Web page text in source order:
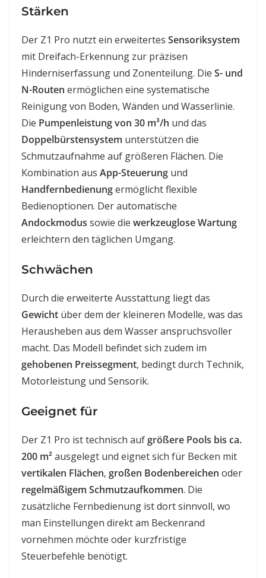
Stärken
Der Z1 Pro nutzt ein erweitertes Sensoriksystem
mit Dreifach-Erkennung zur präzisen
Hinderniserfassung und Zonenteilung. Die S- und
N-Routen ermöglichen eine systematische
Reinigung von Boden, Wänden und Wasserlinie.
Die Pumpenleistung von 30 m³/h und das
Doppelbürstensystem unterstützen die
Schmutzaufnahme auf größeren Flächen. Die
Kombination aus App-Steuerung und
Handfernbedienungermöglicht flexible
Bedienoptionen. Der automatische
Andockmodus sowie die werkzeuglose Wartung
erleichtern den täglichen Umgang.
Schwächen
Durch die erweiterte Ausstattung liegt das
Gewicht über dem der kleineren Modelle, was das
Herausheben aus dem Wasser anspruchsvoller
macht. Das Modell befindet sich zudem im
gehobenen Preissegment, bedingt durch Technik,
Motorleistung und Sensorik.
Geeignet für
Der Z1 Pro ist technisch aufgrößere Pools bis ca.
200 m²ausgelegt und eignet sich für Becken mit
vertikalen Flächen, großen Bodenbereichen oder
regelmäßigem Schmutzaufkommen. Die
zusätzliche Fernbedienung ist dort sinnvoll, wo
man Einstellungen direkt am Beckenrand
vornehmen möchte oder kurzfristige
Steuerbefehle benötigt.